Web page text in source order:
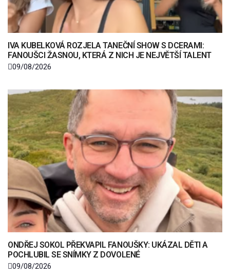
IVA KUBELKOVÁ ROZJELA TANEČNÍ SHOW S DCERAMI:
FANOUŠCI ŽASNOU, KTERÁ Z NICH JE NEJVĚTŠÍ TALENT
09/08/2026
ONDŘEJ SOKOL PŘEKVAPIL FANOUŠKY: UKÁZAL DĚTI A
POCHLUBIL SE SNÍMKY Z DOVOLENÉ
09/08/2026